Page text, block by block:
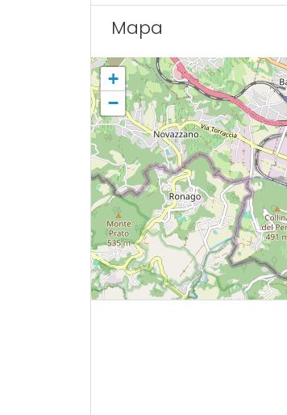
Mapa
+
−